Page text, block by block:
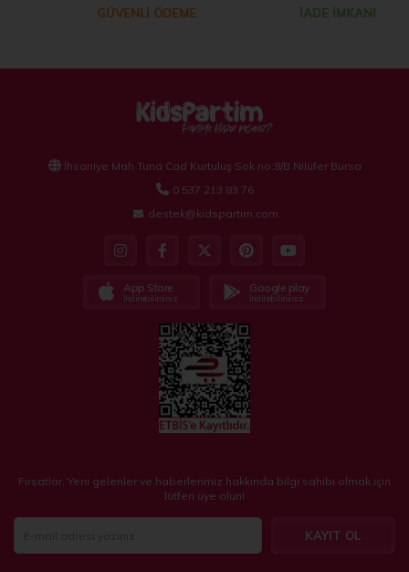
GÜVENLİ ÖDEME
İADE İMKANI
İhsaniye Mah Tuna Cad Kurtuluş Sok no:9/B Nilüfer Bursa
0 537 213 83 76
destek@kidspartim.com
App Store
İndirebilirsiniz
Google play
İndirebilirsiniz
Fırsatlar, Yeni gelenler ve haberlerimiz hakkında bilgi sahibi olmak için
lütfen üye olun!
KAYIT OL